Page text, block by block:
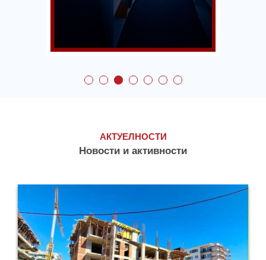
Совет за
високото
образование
АКТУЕЛНОСТИ
Новости и активности